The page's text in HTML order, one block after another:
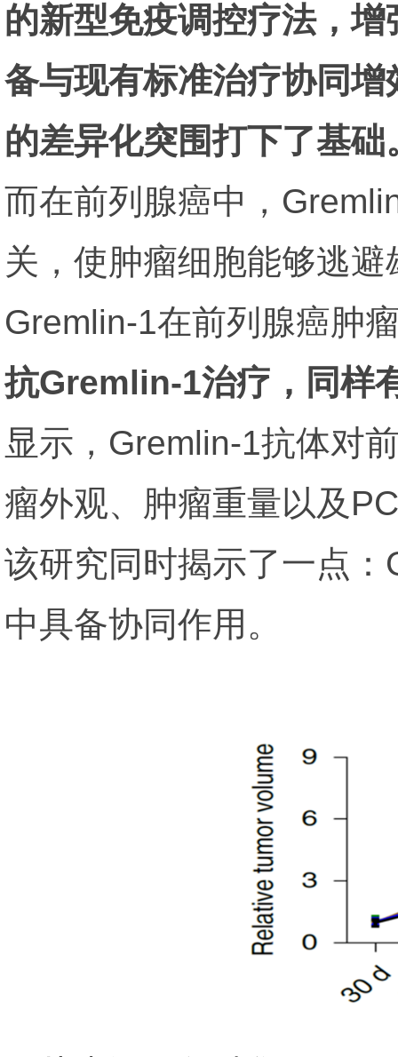
的新型免疫调控疗法，
备与现有标准治疗协同
的差异化突围打下了基础
而在前列腺癌中，
关，使肿瘤细胞能够逃
Gremlin-1在前列腺癌肿
抗Gremlin-1治疗，同样
显示，Gremlin-1抗体对
瘤外观、肿瘤重量以及
该研究同时揭示了一点
中具备协同作用。